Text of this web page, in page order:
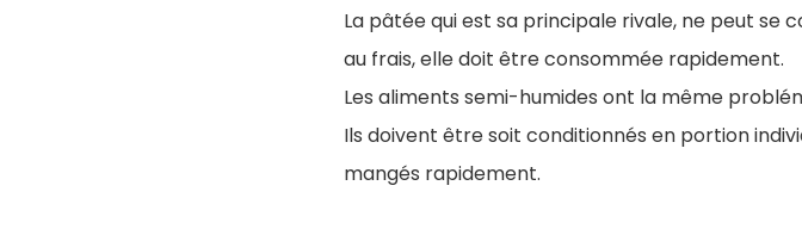
La pâtée qui est sa principale rivale, ne peut se
au frais, elle doit être consommée rapidement.
Les aliments semi-humides ont la même
Ils doivent être soit conditionnés en portion
mangés rapidement.